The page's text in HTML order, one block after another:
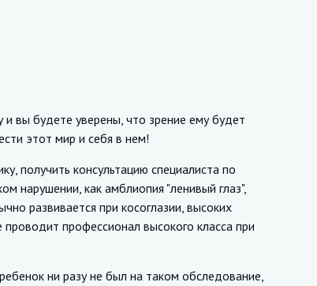
вы будете уверены, что зрение ему будет
этот мир и себя в нем!
получить консультацию специалиста по
нарушении, как амблиопия "ленивый глаз",
развивается при косоглазии, высоких
профессионал высокого класса при
ни разу не был на таком обследование,